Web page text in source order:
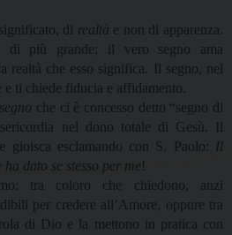
di realtà e non di apparenza.
di più grande; il vero segno ama
realtà che esso significa. Il segno, nel
ti chiede fiducia e affidamento.
che ci è concesso detto “segno di
nel dono totale di Gesù. Il
gioisca esclamando con S. Paolo: Il
dato se stesso per me!
tra coloro che chiedono, anzi
per credere all’Amore, oppure tra
di Dio e la mettono in pratica con